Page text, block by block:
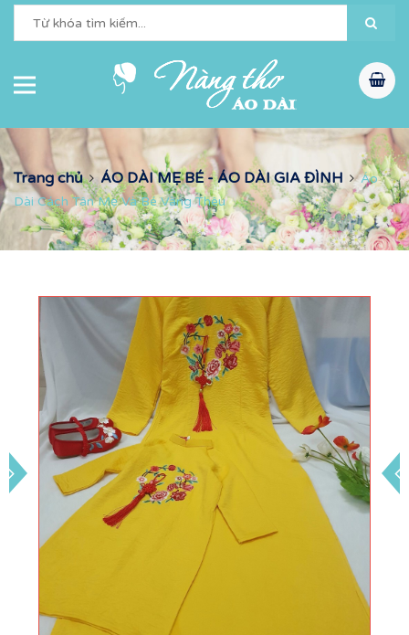
Trang chủ ÁO DÀI MẸ BÉ - ÁO DÀI GIA ĐÌNH
Áo
Dài Cách Tân Mẹ Và Bé Vàng Thêu